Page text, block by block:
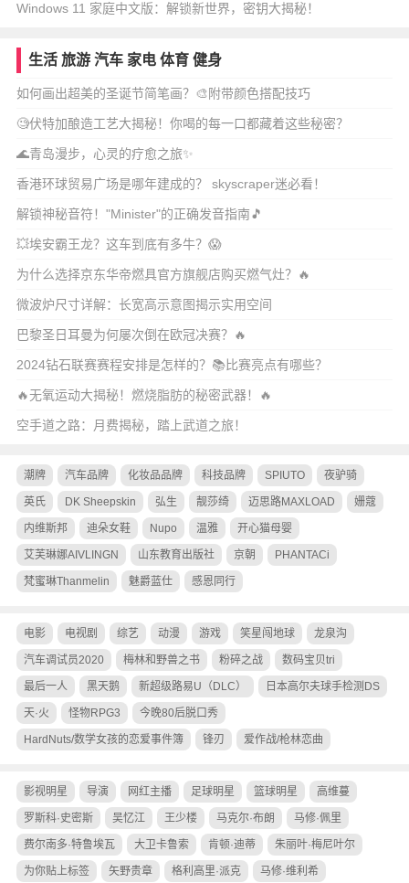
Windows 11 家庭中文版：解锁新世界，密钥大揭秘！
生活 旅游 汽车 家电 体育 健身
如何画出超美的圣诞节简笔画？🎨附带颜色搭配技巧
🧐伏特加酿造工艺大揭秘！你喝的每一口都藏着这些秘密？
🌊青岛漫步，心灵的疗愈之旅✨
香港环球贸易广场是哪年建成的？ skyscraper迷必看！
解锁神秘音符！"Minister"的正确发音指南🎵
💥埃安霸王龙？这车到底有多牛？😱
为什么选择京东华帝燃具官方旗舰店购买燃气灶？🔥
微波炉尺寸详解：长宽高示意图揭示实用空间
巴黎圣日耳曼为何屡次倒在欧冠决赛？🔥
2024钻石联赛赛程安排是怎样的？📚比赛亮点有哪些？
🔥无氧运动大揭秘！燃烧脂肪的秘密武器！🔥
空手道之路：月费揭秘，踏上武道之旅！
潮牌 汽车品牌 化妆品品牌 科技品牌 SPIUTO 夜驴骑
英氏 DK Sheepskin 弘生 靓莎绮 迈思路MAXLOAD 姗蔻
内维斯邦 迪朵女鞋 Nupo 温雅 开心猫母婴
艾芙琳娜AIVLINGN 山东教育出版社 京朝 PHANTACi
梵蜜琳Thanmelin 魅爵蓝仕 感恩同行
电影 电视剧 综艺 动漫 游戏 笑星闯地球 龙泉沟
汽车调试员2020 梅林和野兽之书 粉碎之战 数码宝贝tri
最后一人 黑天鹅 新超级路易U（DLC） 日本高尔夫球手检测DS
天·火 怪物RPG3 今晚80后脱口秀
HardNuts/数学女孩的恋爱事件簿 锋刃 爱作战/枪林恋曲
影视明星 导演 网红主播 足球明星 篮球明星 高维蔓
罗斯科·史密斯 吴忆江 王少楼 马克尔·布朗 马修·佩里
费尔南多·特鲁埃瓦 大卫卡鲁索 肯顿·迪蒂 朱丽叶·梅尼叶尔
为你贴上标签 矢野贵章 格利高里·派克 马修·维利希